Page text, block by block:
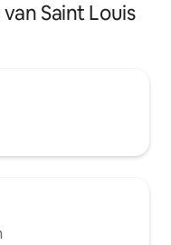
Saint Louis